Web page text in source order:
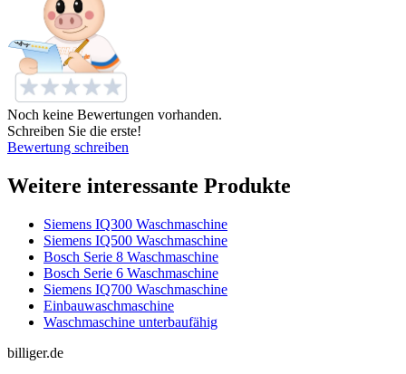
Noch keine Bewertungen vorhanden.
Schreiben Sie die erste!
Bewertung schreiben
Weitere interessante Produkte
Siemens IQ300 Waschmaschine
Siemens IQ500 Waschmaschine
Bosch Serie 8 Waschmaschine
Bosch Serie 6 Waschmaschine
Siemens IQ700 Waschmaschine
Einbauwaschmaschine
Waschmaschine unterbaufähig
billiger.de